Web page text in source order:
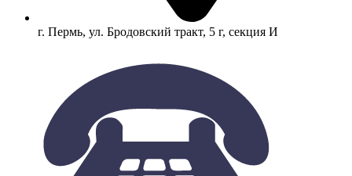
г. Пермь, ул. Бродовский тракт, 5 г, секция И